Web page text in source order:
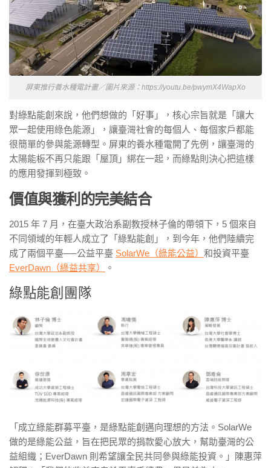
屏東推行養水種電計畫／圖片來源：https://youtu.be/pwymX4WapXo
對綠點能創來說，他們想做的「好事」，核心宗旨就是「讓大
眾一起使用綠色能源」，讓臺灣社會的每個人、每個家戶都能
很簡單的參與能源轉型。屏東的養水種電開了先例，讓臺灣的
太陽能板不再只能跟「屋頂」綁在一起，而綠點則決心把這樣
的應用發揮到極致。
價值與獲利的完美結合
2015 年 7 月，在臺大政治系副教授林子倫的帶領下，5 個來自
不同領域的年輕人成立了「綠點能創」，到今年，他們陸續完
成了兩個平臺──公益平臺 SolarWe（綠能公益） 和投資平臺
EverDawn（綠益共享）
。
綠點能創團隊
「成立綠能群募平臺，是綠點能創邁向理想的方法。SolarWe
做的是綠能公益，旨在把民眾的捐款愛心放大，幫助臺灣的公
益組織；EverDawn 則希望讓全民共同參與綠能投資。」陳惠萍